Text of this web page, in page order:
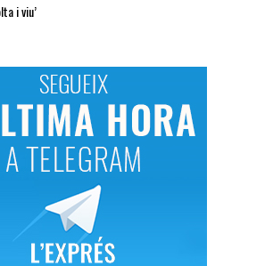
i viu’